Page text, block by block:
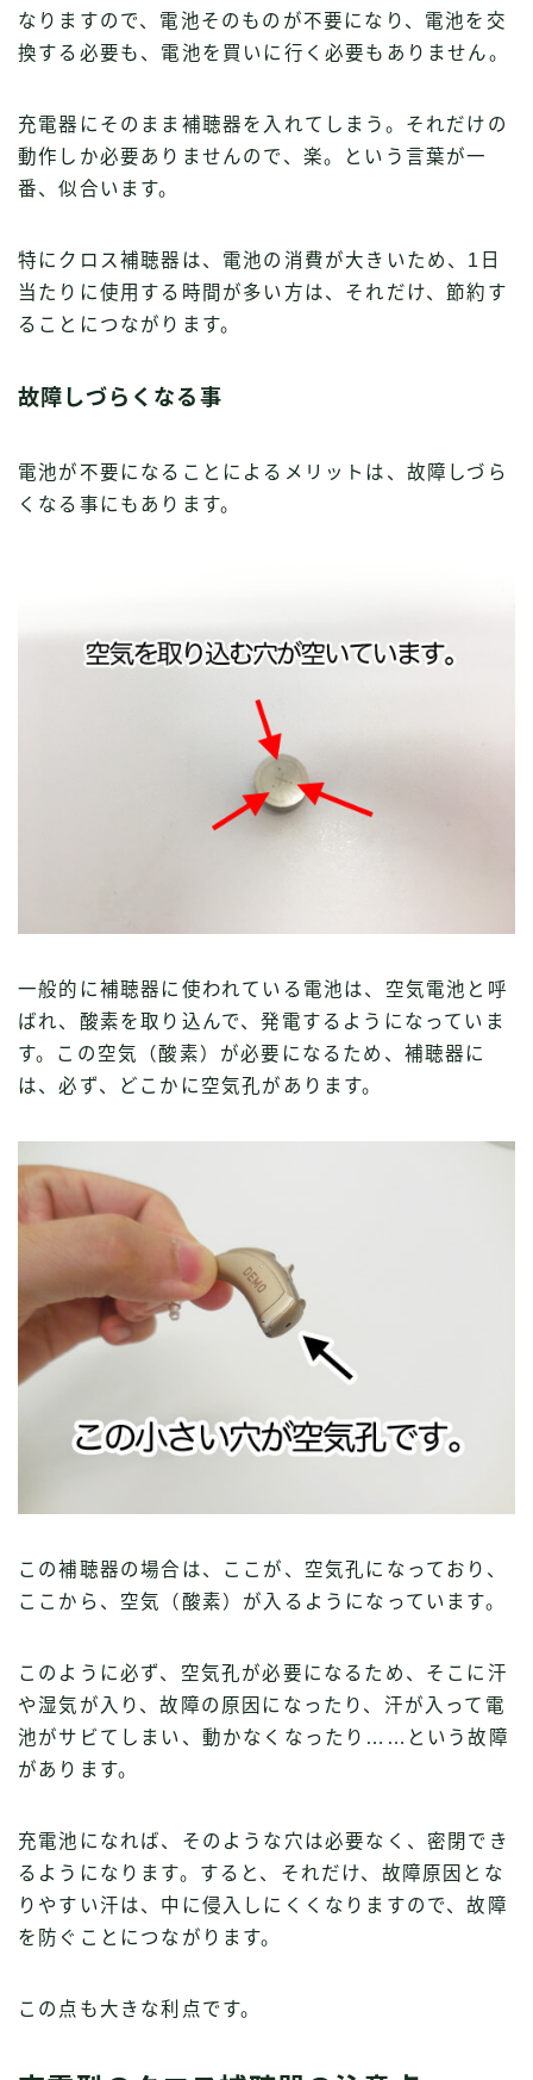
なりますので、電池そのものが不要になり、電池を交
換する必要も、電池を買いに行く必要もありません。
充電器にそのまま補聴器を入れてしまう。それだけの
動作しか必要ありませんので、楽。という言葉が一
番、似合います。
特にクロス補聴器は、電池の消費が大きいため、1日
当たりに使用する時間が多い方は、それだけ、節約す
ることにつながります。
故障しづらくなる事
電池が不要になることによるメリットは、故障しづら
くなる事にもあります。
一般的に補聴器に使われている電池は、空気電池と呼
ばれ、酸素を取り込んで、発電するようになっていま
す。この空気（酸素）が必要になるため、補聴器に
は、必ず、どこかに空気孔があります。
この補聴器の場合は、ここが、空気孔になっており、
ここから、空気（酸素）が入るようになっています。
このように必ず、空気孔が必要になるため、そこに汗
や湿気が入り、故障の原因になったり、汗が入って電
池がサビてしまい、動かなくなったり……という故障
があります。
充電池になれば、そのような穴は必要なく、密閉でき
るようになります。すると、それだけ、故障原因とな
りやすい汗は、中に侵入しにくくなりますので、故障
を防ぐことにつながります。
この点も大きな利点です。